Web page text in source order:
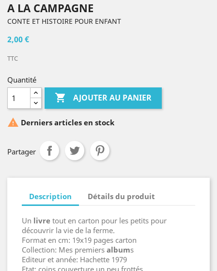
A LA CAMPAGNE
CONTE ET HISTOIRE POUR ENFANT
2,00 €
TTC
Quantité
 AJOUTER AU PANIER
 Derniers articles en stock
Partager
Description Détails du produit
Un livre tout en carton pour les petits pour
découvrir la vie de la ferme.
Format en cm: 19x19 pages carton
Collection: Mes premiers albums
Editeur et année: Hachette 1979
Etat: coins couverture un peu frottés